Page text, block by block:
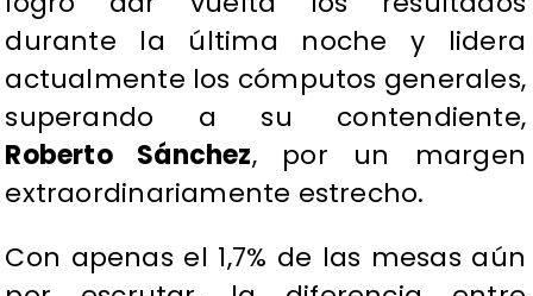
durante la última noche y lidera
actualmente los cómputos generales,
superando a su contendiente,
Roberto Sánchez, por un margen
extraordinariamente estrecho.
Con apenas el 1,7% de las mesas aún